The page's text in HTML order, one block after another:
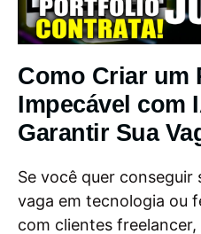
Como Criar um
Impecável com
Garantir Sua
Se você quer conseguir
vaga em tecnologia ou
com clientes freelancer,